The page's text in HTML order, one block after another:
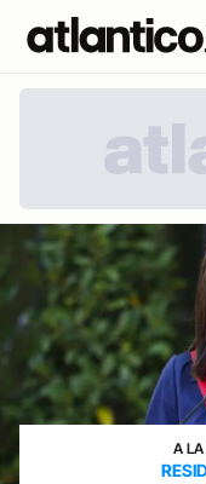
A LA